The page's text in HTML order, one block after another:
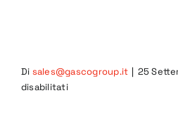
Di sales@gascogroup.it | 25
disabilitatisu